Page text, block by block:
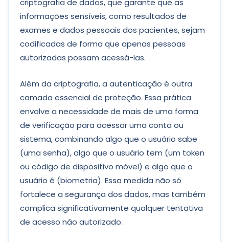
criptografia de dados, que garante que as
informações sensíveis, como resultados de
exames e dados pessoais dos pacientes, sejam
codificadas de forma que apenas pessoas
autorizadas possam acessá-las.
Além da criptografia, a autenticação é outra
camada essencial de proteção. Essa prática
envolve a necessidade de mais de uma forma
de verificação para acessar uma conta ou
sistema, combinando algo que o usuário sabe
(uma senha), algo que o usuário tem (um token
ou código de dispositivo móvel) e algo que o
usuário é (biometria). Essa medida não só
fortalece a segurança dos dados, mas também
complica significativamente qualquer tentativa
de acesso não autorizado.